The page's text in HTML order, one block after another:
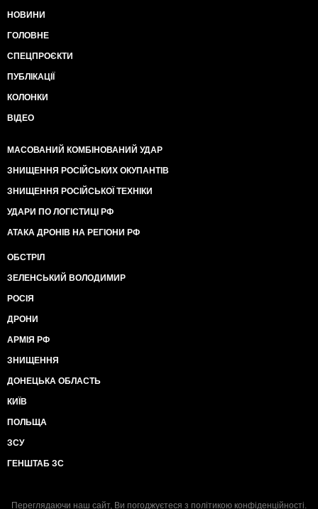
НОВИНИ
ГОЛОВНЕ
СПЕЦПРОЄКТИ
ПУБЛІКАЦІЇ
КОЛОНКИ
ВІДЕО
МАСОВАНИЙ КОМБІНОВАНИЙ УДАР
ЗНИЩЕННЯ РОСІЙСЬКИХ ОКУПАНТІВ
ЗНИЩЕННЯ РОСІЙСЬКОЇ ТЕХНІКИ
УДАРИ ПО ЛОГІСТИЦІ РФ
АТАКА ДРОНІВ НА РЕГІОНИ РФ
ОБСТРІЛ
ЗЕЛЕНСЬКИЙ ВОЛОДИМИР
РОСІЯ
ДРОНИ
АРМІЯ РФ
ЗНИЩЕННЯ
ДОНЕЦЬКА ОБЛАСТЬ
КИЇВ
ПОЛЬЩА
ЗСУ
ГЕНШТАБ ЗС
Переглядаючи наш сайт, Ви погоджуєтеся з політикою конфіденційності.